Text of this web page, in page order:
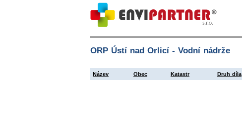
ORP Ústí nad Orlicí - Vodní nádrže
Název Obec Katastr Druh díla